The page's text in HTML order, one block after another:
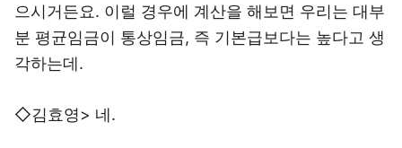
으시거든요. 이럴 경우에 계산을 해보면 우리는 대부
분 평균임금이 통상임금, 즉 기본급보다는 높다고 생
각하는데.
◇김효영> 네.